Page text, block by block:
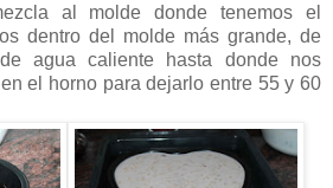
al molde donde tenemos el
dentro del molde más grande, de
agua caliente hasta donde nos
el horno para dejarlo entre 55 y 60